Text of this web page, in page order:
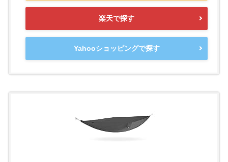
楽天で探す
Yahooショッピングで探す